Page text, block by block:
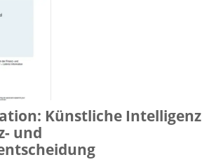
Künstliche Intelligenz
und